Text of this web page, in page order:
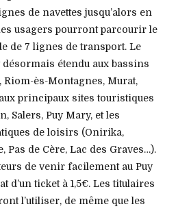
de navettes jusqu’alors en
usagers pourront parcourir le
de 7 lignes de transport. Le
étendu aux bassins
Riom-ès-Montagnes, Murat,
principaux sites touristiques
Salers, Puy Mary, et les
de loisirs (Onirika,
Pas de Cère, Lac des Graves…).
de venir facilement au Puy
d’un ticket à 1,5€. Les titulaires
l’utiliser, de même que les